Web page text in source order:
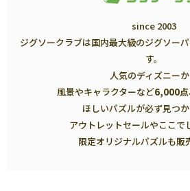
since 2003
ジグソークラブは国内最大級のジグソー
す。
人気のディズニー
風景やキャラクターなど6,000点
ほしいパズルが必ず見つか
アウトレットセールやここで
限定オリジナルパズルも販